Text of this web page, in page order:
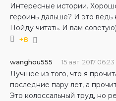
Интересные истории.
героинь дальше? И это ведь
Пойду читать. И вам
+8
wanghou555 15 авг. 2017 06:23
Лучшее из того, что я
последние пару лет, а
Это колоссальный труд, но